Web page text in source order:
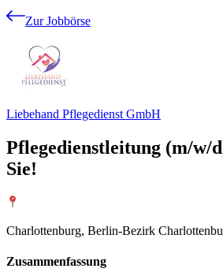
Zur Jobbörse
Liebehand Pflegedienst GmbH
Pflegedienstleitung (m/w/
Sie!
Charlottenburg, Berlin-Bezirk
Zusammenfassung